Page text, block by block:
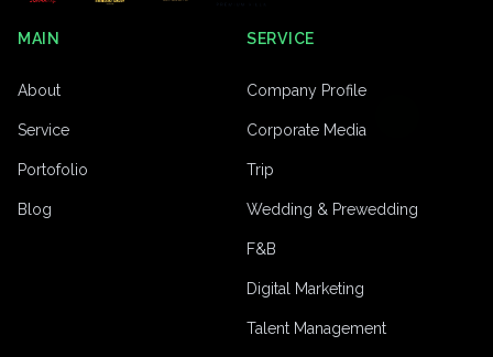
MAIN
About
Service
Portofolio
Blog
SERVICE
Company Profile
Corporate Media
Trip
Wedding & Prewedding
F&B
Digital Marketing
Talent Management